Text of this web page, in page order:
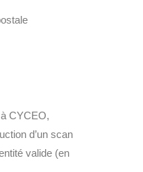
CYCEO,
d’un scan
valide (en